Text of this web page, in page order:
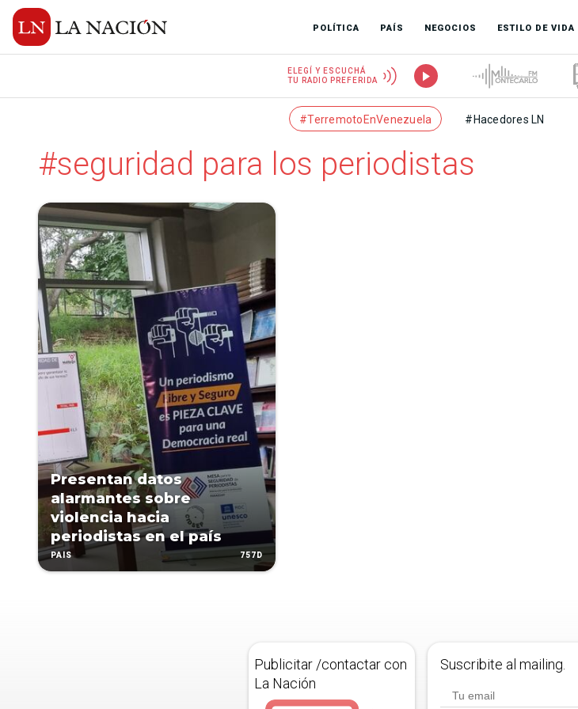
POLÍTICA PAÍS NEGOCIOS ESTILO DE VIDA
ELEGÍ Y ESCUCHÁ
TU RADIO PREFERIDA
#TerremotoEnVenezuela #Hacedores LN
#seguridad para los periodistas
Presentan datos
alarmantes sobre
violencia hacia
periodistas en el país
PAÍS 757D
Publicitar /contactar con
La Nación
Suscribite al mailing.